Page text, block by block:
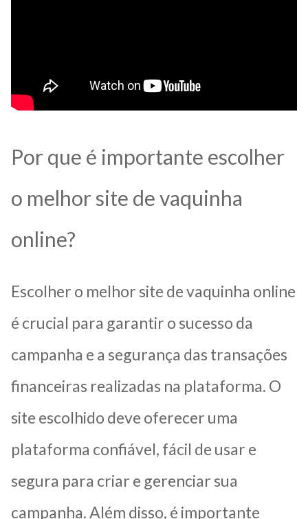
Por que é importante escolher
o melhor site de vaquinha
online?
Escolher o melhor site de vaquinha online
é crucial para garantir o sucesso da
campanha e a segurança das transações
financeiras realizadas na plataforma. O
site escolhido deve oferecer uma
plataforma confiável, fácil de usar e
segura para criar e gerenciar sua
campanha. Além disso, é importante